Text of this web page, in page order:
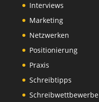
Interviews
Marketing
Netzwerken
Positionierung
Praxis
Schreibtipps
Schreibwettbewerbe